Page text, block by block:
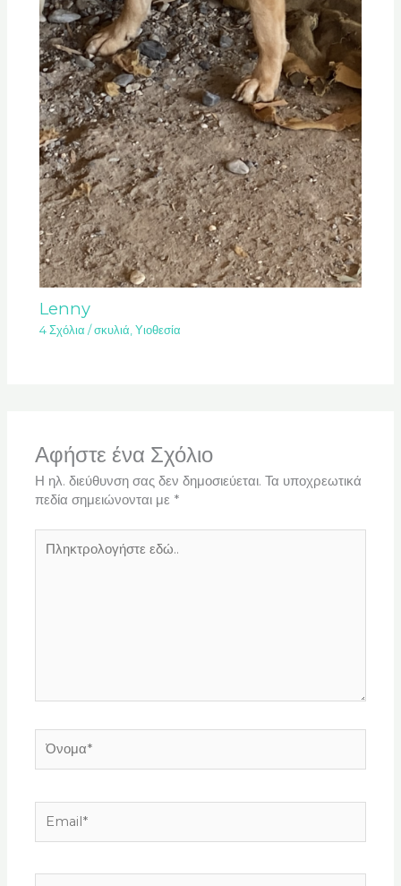
Lenny
4 Σχόλια /σκυλιά,Υιοθεσία
Αφήστε ένα Σχόλιο
Η ηλ. διεύθυνση σας δεν δημοσιεύεται. Τα υποχρεωτικά
πεδία σημειώνονται με *
εδώ..